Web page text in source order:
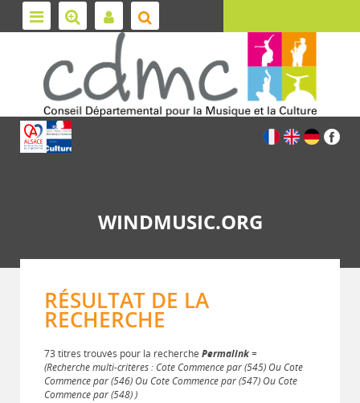
WINDMUSIC.ORG
RÉSULTAT DE LA
RECHERCHE
73 titres trouvés pour la recherche Permalink=
(Recherche multi-critères : Cote Commence par (545) Ou Cote
Commence par (546) Ou Cote Commence par (547) Ou Cote
Commence par (548) )